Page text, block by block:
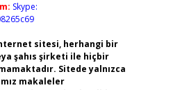
Skype:
sitesi, herhangi bir
şahıs şirketi ile hiçbir
Sitede yalnızca
makaleler